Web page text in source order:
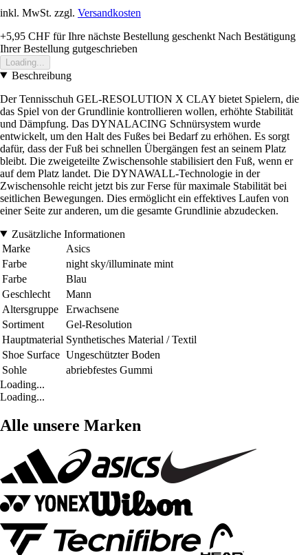
inkl. MwSt. zzgl. Versandkosten
+5,95 CHF für Ihre nächste Bestellung geschenkt Nach Bestätigung
Ihrer Bestellung gutgeschrieben
Loading...
Beschreibung
Der Tennisschuh GEL-RESOLUTION X CLAY bietet Spielern, die
das Spiel von der Grundlinie kontrollieren wollen, erhöhte Stabilität
und Dämpfung. Das DYNALACING Schnürsystem wurde
entwickelt, um den Halt des Fußes bei Bedarf zu erhöhen. Es sorgt
dafür, dass der Fuß bei schnellen Übergängen fest an seinem Platz
bleibt. Die zweigeteilte Zwischensohle stabilisiert den Fuß, wenn er
auf dem Platz landet. Die DYNAWALL-Technologie in der
Zwischensohle reicht jetzt bis zur Ferse für maximale Stabilität bei
seitlichen Bewegungen. Dies ermöglicht ein effektives Laufen von
einer Seite zur anderen, um die gesamte Grundlinie abzudecken.
Zusätzliche Informationen
Marke
Asics
Farbe
night sky/illuminate mint
Farbe
Blau
Geschlecht
Mann
Altersgruppe
Erwachsene
Sortiment
Gel-Resolution
Hauptmaterial Synthetisches Material / Textil
Shoe Surface Ungeschützter Boden
Sohle
abriebfestes Gummi
Loading...
Loading...
Alle unsere Marken